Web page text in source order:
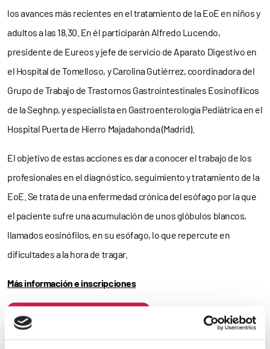
los avances más recientes en el tratamiento de la EoE en niños y
adultos a las 18.30. En él participarán Alfredo Lucendo,
presidente de Eureos y jefe de servicio de Aparato Digestivo en
el Hospital de Tomelloso, y Carolina Gutiérrez, coordinadora del
Grupo de Trabajo de Trastornos Gastrointestinales Eosinofílicos
de la Seghnp, y especialista en Gastroenterología Pediátrica en el
Hospital Puerta de Hierro Majadahonda (Madrid).
El objetivo de estas acciones es dar a conocer el trabajo de los
profesionales en el diagnóstico, seguimiento y tratamiento de la
EoE. Se trata de una enfermedad crónica del esófago por la que
el paciente sufre una acumulación de unos glóbulos blancos,
llamados eosinófilos, en su esófago, lo que repercute en
dificultades a la hora de tragar.
Más información e inscripciones